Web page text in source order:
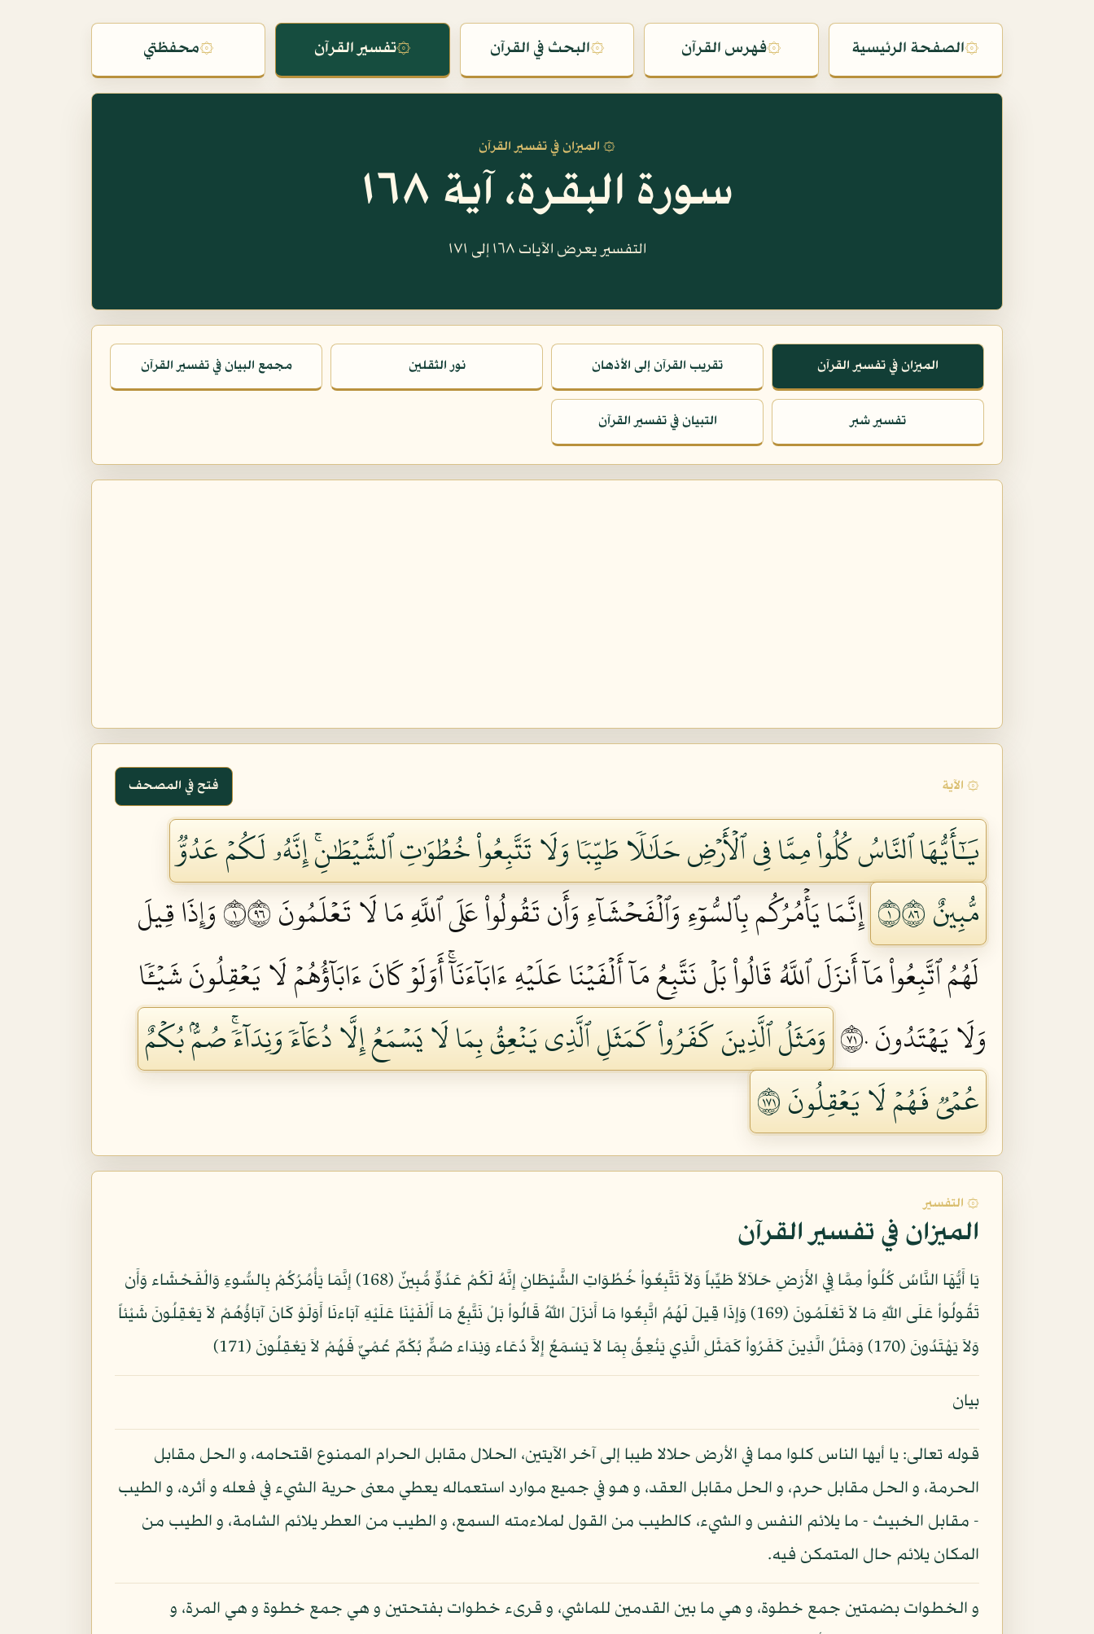
۞الصفحة الرئيسية ۞فهرس القرآن ۞البحث في القرآن ۞تفسير القرآن ۞محفظتي
۞ الميزان في تفسير القرآن
سورة البقرة، آية ١٦٨
التفسير يعرض الآيات ١٦٨ إلى ١٧١
الميزان في تفسير القرآن تقريب القرآن إلى الأذهان نور الثقلين مجمع البيان في تفسير القرآن
تفسير شبر التبيان في تفسير القرآن
۞ الآية فتح في المصحف
يَٰٓأَيُّهَا ٱلنَّاسُ كُلُواْ مِمَّا فِي ٱلۡأَرۡضِ حَلَٰلٗا طَيِّبٗا وَلَا تَتَّبِعُواْ خُطُوَٰتِ ٱلشَّيۡطَٰنِۚ إِنَّهُۥ لَكُمۡ عَدُوّٞ
مُّبِينٌ ١٦٨
إِنَّمَا يَأۡمُرُكُم بِٱلسُّوٓءِ وَٱلۡفَحۡشَآءِ وَأَن تَقُولُواْ عَلَى ٱللَّهِ مَا لَا تَعۡلَمُونَ ١٦٩
وَإِذَا قِيلَ
لَهُمُ ٱتَّبِعُواْ مَآ أَنزَلَ ٱللَّهُ قَالُواْ بَلۡ نَتَّبِعُ مَآ أَلۡفَيۡنَا عَلَيۡهِ ءَابَآءَنَآۚ أَوَلَوۡ كَانَ ءَابَآؤُهُمۡ لَا يَعۡقِلُونَ شَيۡـٔٗا
وَلَا يَهۡتَدُونَ ١٧٠
وَمَثَلُ ٱلَّذِينَ كَفَرُواْ كَمَثَلِ ٱلَّذِي يَنۡعِقُ بِمَا لَا يَسۡمَعُ إِلَّا دُعَآءٗ وَنِدَآءٗۚ صُمُّۢ بُكۡمٌ
عُمۡيٞ فَهُمۡ لَا يَعۡقِلُونَ ١٧١
۞ التفسير
الميزان في تفسير القرآن
يَا أَيُّهَا النَّاسُ كُلُواْ مِمَّا فِي الأَرْضِ حَلاَلاً طَيِّباً وَلاَ تَتَّبِعُواْ خُطُوَاتِ الشَّيْطَانِ إِنَّهُ لَكُمْ عَدُوٌّ مُّبِينٌ (168) إِنَّمَا يَأْمُرُكُمْ بِالسُّوءِ وَالْفَحْشَاء وَأَن
تَقُولُواْ عَلَى اللّهِ مَا لاَ تَعْلَمُونَ (169) وَإِذَا قِيلَ لَهُمُ اتَّبِعُوا مَا أَنزَلَ اللّهُ قَالُواْ بَلْ نَتَّبِعُ مَا أَلْفَيْنَا عَلَيْهِ آبَاءنَا أَوَلَوْ كَانَ آبَاؤُهُمْ لاَ يَعْقِلُونَ شَيْئاً
وَلاَ يَهْتَدُونَ (170) وَمَثَلُ الَّذِينَ كَفَرُواْ كَمَثَلِ الَّذِي يَنْعِقُ بِمَا لاَ يَسْمَعُ إِلاَّ دُعَاء وَنِدَاء صُمٌّ بُكْمٌ عُمْيٌ فَهُمْ لاَ يَعْقِلُونَ (171)
بيان
قوله تعالى: يا أيها الناس كلوا مما في الأرض حلالا طيبا إلى آخر الآيتين، الحلال مقابل الحرام الممنوع اقتحامه، و الحل مقابل
الحرمة، و الحل مقابل حرم، و الحل مقابل العقد، و هو في جميع موارد استعماله يعطي معنى حرية الشيء في فعله و أثره، و الطيب
- مقابل الخبيث - ما يلائم النفس و الشيء، كالطيب من القول لملاءمته السمع، و الطيب من العطر يلائم الشامة، و الطيب من
المكان يلائم حال المتمكن فيه.
و الخطوات بضمتين جمع خطوة، و هي ما بين القدمين للماشي، و قرىء خطوات بفتحتين و هي جمع خطوة و هي المرة، و